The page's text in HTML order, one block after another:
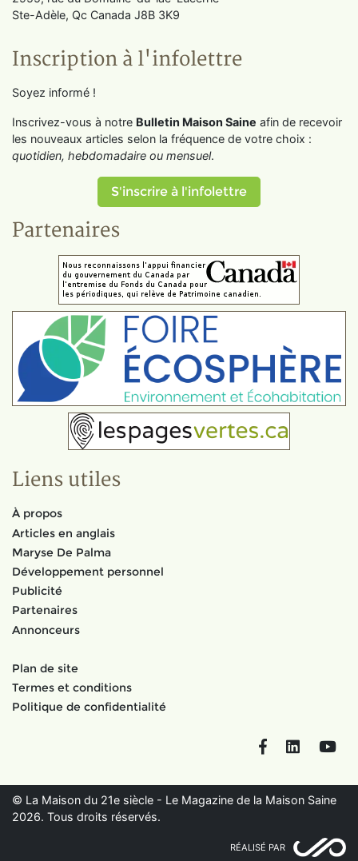
Ste-Adèle, Qc Canada J8B 3K9
Inscription à l'infolettre
Soyez informé !
Inscrivez-vous à notre Bulletin Maison Saine afin de recevoir
les nouveaux articles selon la fréquence de votre choix :
quotidien, hebdomadaire ou mensuel.
S'inscrire à l'infolettre
Partenaires
Liens utiles
À propos
Articles en anglais
Maryse De Palma
Développement personnel
Publicité
Partenaires
Annonceurs
Plan de site
Termes et conditions
Politique de confidentialité
FacebookLinkedIn
© La Maison du 21e siècle - Le Magazine de la Maison Saine
2026. Tous droits réservés.
RÉALISÉ PAR